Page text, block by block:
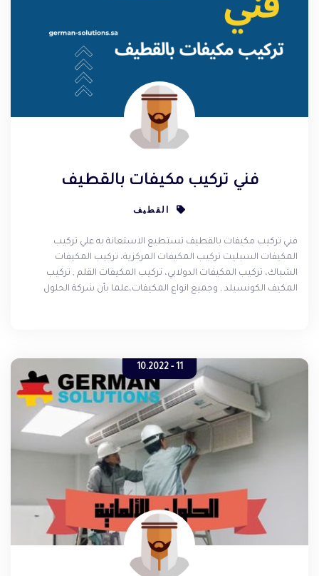
فني تركيب مكيفات بالقطيف
القطيف
فني تركيب مكيفات بالقطيف تستطيع الاستعانة به علي تركيب
المكيفات السبليت تركيب المكيفات المركزية، تركيب المكيفات
الشباك، تركيب المكيفات الدولابي، تركيب المكيفات القلم , تركيب
المكيف الكونسيلد , وجميع انواع المكيفات،علما بأن شركة الحلول
وتبريد في القطيف لأنه يقدم لك خدمة متميزة سوف تنال رضاك .
11 - 10.2022